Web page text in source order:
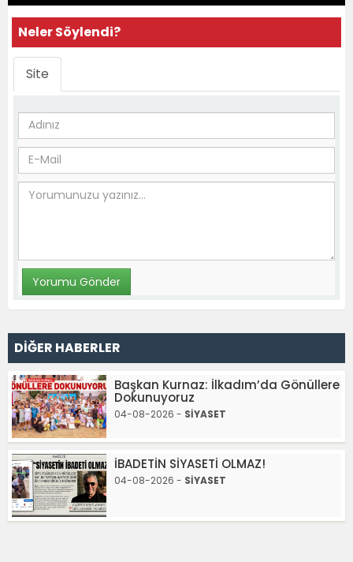
Neler Söylendi?
Site
DİĞER HABERLER
Başkan Kurnaz: İlkadım’da Gönüllere
Dokunuyoruz
04-08-2026 - SİYASET
İBADETİN SİYASETİ OLMAZ!
04-08-2026 - SİYASET